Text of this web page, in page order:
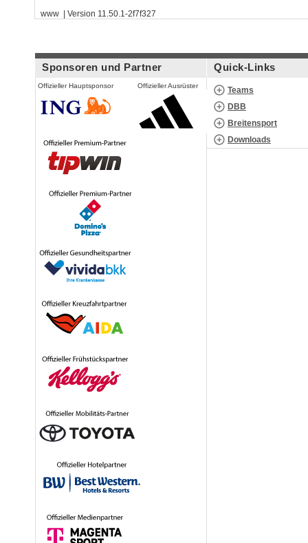
www | Version 11.50.1-2f7f327
Sponsoren und Partner
Offizieller Hauptsponsor Offizieller Ausrüster
Quick-Links
Teams
DBB
Breitensport
Downloads